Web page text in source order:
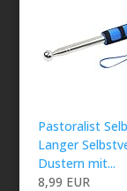
Pastoralist
Langer
Dustern mit...
8,99 EUR